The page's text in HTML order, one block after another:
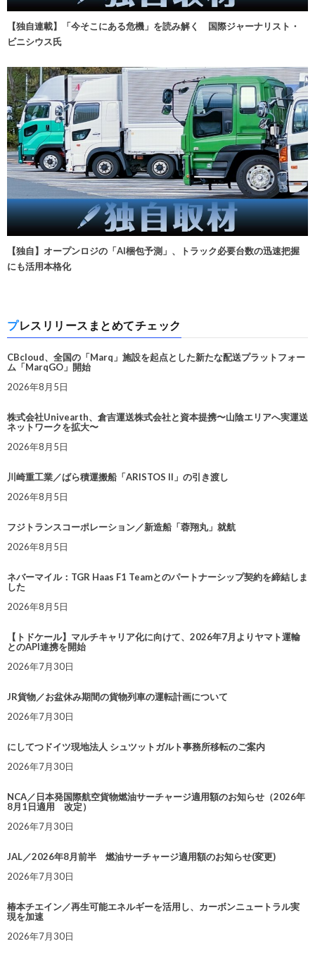
【独自連載】「今そこにある危機」を読み解く 国際ジャーナリスト・
ビニシウス氏
【独自】オープンロジの「AI梱包予測」、トラック必要台数の迅速把握
にも活用本格化
プレスリリースまとめてチェック
CBcloud、全国の「Marq」施設を起点とした新たな配送プラットフォー
ム「MarqGO」開始
2026年8月5日
株式会社Univearth、倉吉運送株式会社と資本提携〜山陰エリアへ実運送
ネットワークを拡大〜
2026年8月5日
川崎重工業／ばら積運搬船「ARISTOS II」の引き渡し
2026年8月5日
フジトランスコーポレーション／新造船「蓉翔丸」就航
2026年8月5日
ネバーマイル：TGR Haas F1 Teamとのパートナーシップ契約を締結しま
した
2026年8月5日
【トドケール】マルチキャリア化に向けて、2026年7月よりヤマト運輸
とのAPI連携を開始
2026年7月30日
JR貨物／お盆休み期間の貨物列車の運転計画について
2026年7月30日
にしてつドイツ現地法人 シュツットガルト事務所移転のご案内
2026年7月30日
NCA／日本発国際航空貨物燃油サーチャージ適用額のお知らせ（2026年
8月1日適用 改定）
2026年7月30日
JAL／2026年8月前半 燃油サーチャージ適用額のお知らせ(変更)
2026年7月30日
椿本チエイン／再生可能エネルギーを活用し、カーボンニュートラル実
現を加速
2026年7月30日